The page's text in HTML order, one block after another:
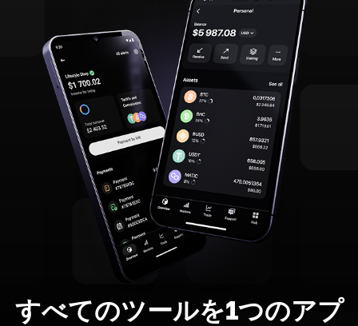
すべてのツールを1つのアプ